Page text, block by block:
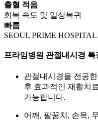
출혈 적음
회복 속도 및 일상복귀
빠름
SEOUL PRIME HOSPITAL
프라임병원 관절내시경 특
관절내시경을 전공
후 효과적인 재활치
가능합니다.
어깨, 팔꿈치, 손목,